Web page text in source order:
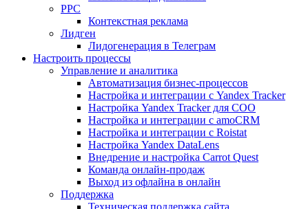
PPC
Контекстная реклама
Лидген
Лидогенерация в Телеграм
Настроить процессы
Управление и аналитика
Автоматизация бизнес-процессов
Настройка и интеграции с Yandex Tracker
Настройка Yandex Tracker для СОО
Настройка и интеграции с amoCRM
Настройка и интеграции с Roistat
Настройка Yandex DataLens
Внедрение и настройка Carrot Quest
Команда онлайн-продаж
Выход из офлайна в онлайн
Поддержка
Техническая поддержка сайта